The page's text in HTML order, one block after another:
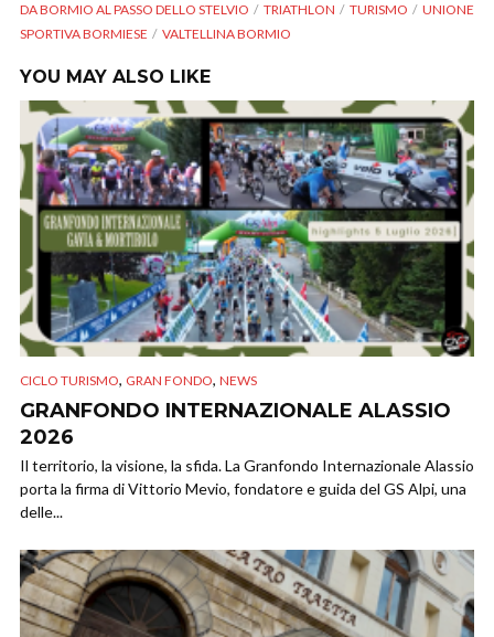
DA BORMIO AL PASSO DELLO STELVIO
TRIATHLON TURISMO
UNIONE
SPORTIVA BORMIESE
VALTELLINA BORMIO
YOU MAY ALSO LIKE
CICLO TURISMO, GRAN FONDO, NEWS
GRANFONDO INTERNAZIONALE ALASSIO
2026
Il territorio, la visione, la sfida. La Granfondo Internazionale Alassio
porta la firma di Vittorio Mevio, fondatore e guida del GS Alpi, una
delle...